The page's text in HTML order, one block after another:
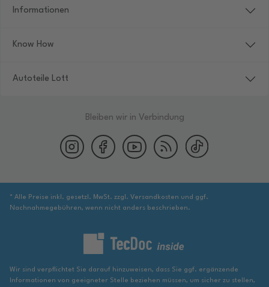
Informationen
Know How
Autoteile Lott
Bleiben wir in Verbindung
* Alle Preise inkl. gesetzl. MwSt. zzgl. Versandkosten und ggf.
Nachnahmegebühren, wenn nicht anders beschrieben.
Wir sind verpflichtet Sie darauf hinzuweisen, dass Sie ggf. ergänzende
Informationen von geeigneter Stelle beziehen müssen, um sicher zu stellen,